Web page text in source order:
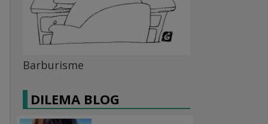
Barburisme
DILEMA BLOG